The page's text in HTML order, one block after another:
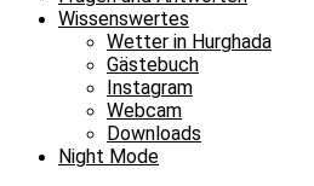
Wissenswertes
Wetter in Hurghada
Gästebuch
Instagram
Webcam
Downloads
Night Mode